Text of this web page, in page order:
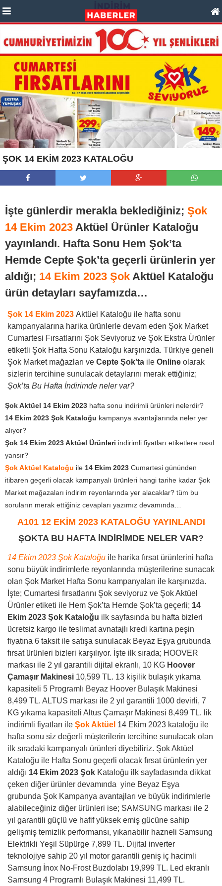
ŞOK 14 EKİM 2023 KATALOĞU
İşte günlerdir merakla beklediğiniz; Şok
14 Ekim 2023 Aktüel Ürünler Kataloğu
yayınlandı. Hafta Sonu Hem Şok’ta
Hemde Cepte Şok’ta geçerli ürünlerin yer
aldığı; 14 Ekim 2023 Şok Aktüel Kataloğu
ürün detayları sayfamızda…
Şok 14 Ekim 2023 Aktüel Kataloğu ile hafta sonu
kampanyalarına harika ürünlerle devam eden Şok Market
Cumartesi Fırsatlarını Şok Seviyoruz ve Şok Ekstra Ürünler
etiketli Şok Hafta Sonu Kataloğu karşınızda. Türkiye geneli
Şok Market mağazları ve Cepte Şok’ta ile Online olarak
sizlerin tercihine sunulacak detaylarını merak ettiğiniz;
Şok’ta Bu Hafta İndirimde neler var?
Şok Aktüel 14 Ekim 2023 hafta sonu indirimli ürünleri nelerdir?
14 Ekim 2023 Şok Kataloğu kampanya avantajlarında neler yer
alıyor?
Şok 14 Ekim 2023 Aktüel Ürünleri indirimli fiyatları etiketlere nasıl
yansır?
Şok Aktüel Kataloğu ile 14 Ekim 2023 Cumartesi gününden
itibaren geçerli olacak kampanyalı ürünleri hangi tarihe kadar Şok
Market mağazaları indirim reyonlarında yer alacaklar? tüm bu
soruların merak ettiğiniz cevapları yazımız devamında…
A101 12 EKİM 2023 KATALOĞU YAYINLANDI
ŞOKTA BU HAFTA İNDİRİMDE NELER VAR?
14 Ekim 2023 Şok Kataloğu ile harika fırsat ürünlerini hafta
sonu büyük indirimlerle reyonlarında müşterilerine sunacak
olan Şok Market Hafta Sonu kampanyaları ile karşınızda.
İşte; Cumartesi fırsatlarını Şok seviyoruz ve Şok Aktüel
Ürünler etiketi ile Hem Şok’ta Hemde Şok’ta geçerli; 14
Ekim 2023 Şok Kataloğu ilk sayfasında bu hafta bizleri
ücretsiz kargo ile teslimat avnatajlı kredi kartına peşin
fiyatına 6 taksit ile satışa sunulacak Beyaz Eşya grubunda
fırsat ürünleri bizleri karşılıyor. İşte ilk sırada; HOOVER
markası ile 2 yıl garantili dijital ekranlı, 10 KG Hoover
Çamaşır Makinesi 10,599 TL. 13 kişilik bulaşık yıkama
kapasiteli 5 Programlı Beyaz Hoover Bulaşık Makinesi
8,499 TL. ALTUS markası ile 2 yıl garantili 1000 devirli, 7
KG yıkama kapasiteli Altus Çamaşır Makinesi 8,499 TL. lik
indirimli fiyatları ile Şok Aktüel 14 Ekim 2023 kataloğu ile
hafta sonu siz değerli müşterilerin tercihine sunulacak olan
ilk sıradaki kampanyalı ürünleri diyebiliriz. Şok Aktüel
Kataloğu ile Hafta Sonu geçerli olacak fırsat ürünlerin yer
aldığı 14 Ekim 2023 Şok Kataloğu ilk sayfadasında dikkat
çeken diğer ürünler devamında yine Beyaz Eşya
grubunda Şok Kampanya avantajları ve büyük indirimlerle
alabileceğiniz diğer ürünleri ise; SAMSUNG markası ile 2
yıl garantili güçlü ve hafif yüksek emiş gücüne sahip
gelişmiş temizlik performansı, yıkanabilir hazneli Samsung
Elektrikli Yeşil Süpürge 7,899 TL. Dijital inverter
teknolojiye sahip 20 yıl motor garantili geniş iç hacimli
Samsung İnox No-Frost Buzdolabı 19,999 TL. Led ekranlı
Samsung 4 Programlı Bulaşık Makinesi 11,499 TL.